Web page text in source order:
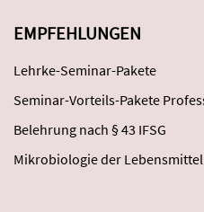
EMPFEHLUNGEN
Lehrke-Seminar-Pakete
Seminar-Vorteils-Pakete
Belehrung nach § 43 IFSG
Mikrobiologie der Lebensmittel